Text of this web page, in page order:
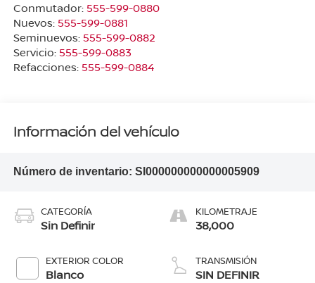
Conmutador: 555-599-0880
Nuevos: 555-599-0881
Seminuevos: 555-599-0882
Servicio: 555-599-0883
Refacciones: 555-599-0884
Información del vehículo
Número de inventario: SI000000000000005909
CATEGORÍA
Sin Definir
EXTERIOR COLOR
Blanco
KILOMETRAJE
38,000
TRANSMISIÓN
SIN DEFINIR